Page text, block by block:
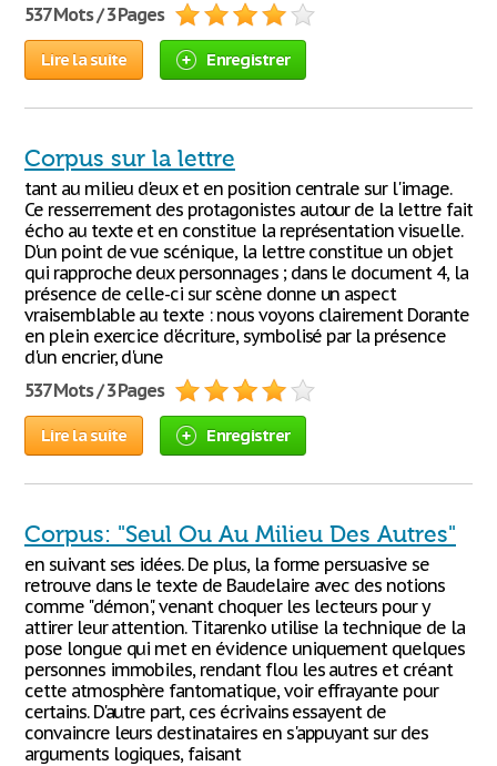
537 Mots / 3 Pages
Lire la suite Enregistrer
Corpus sur la lettre
tant au milieu d'eux et en position centrale sur l'image.
Ce resserrement des protagonistes autour de la lettre fait
écho au texte et en constitue la représentation visuelle.
D'un point de vue scénique, la lettre constitue un objet
qui rapproche deux personnages ; dans le document 4, la
présence de celle-ci sur scène donne un aspect
vraisemblable au texte : nous voyons clairement Dorante
en plein exercice d'écriture, symbolisé par la présence
d'un encrier, d'une
537 Mots / 3 Pages
Lire la suite Enregistrer
Corpus: "Seul Ou Au Milieu Des Autres"
en suivant ses idées. De plus, la forme persuasive se
retrouve dans le texte de Baudelaire avec des notions
comme "démon", venant choquer les lecteurs pour y
attirer leur attention. Titarenko utilise la technique de la
pose longue qui met en évidence uniquement quelques
personnes immobiles, rendant flou les autres et créant
cette atmosphère fantomatique, voir effrayante pour
certains. D'autre part, ces écrivains essayent de
convaincre leurs destinataires en s'appuyant sur des
arguments logiques, faisant